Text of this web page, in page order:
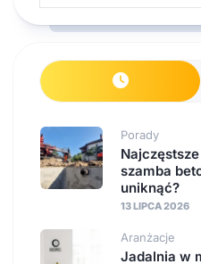
Porady
szamba
uniknąć?
13 LIPCA 2026
Aranżacje
Jadalnia w